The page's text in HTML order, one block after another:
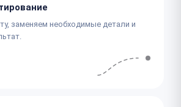
заменяем необходимые детали и